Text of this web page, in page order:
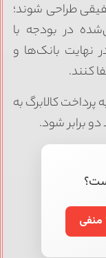
طراحی شوند؛
در بودجه با
بانک‌ها و
کنند.
پرداخت کالابرگ به
برابر شود.